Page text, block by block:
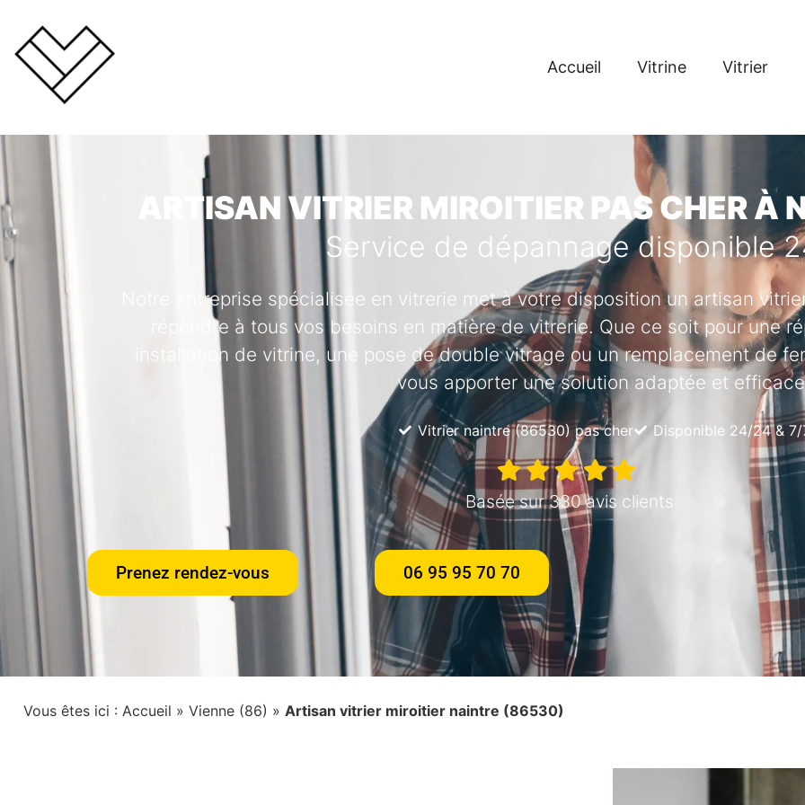
Accueil Vitrine Vitrier
ARTISAN VITRIER MIROITIER PAS CHER
Service de dépannage disponible
Notre entreprise spécialisée en vitrerie met à votre disposition un artisan
répondre à tous vos besoins en matière de vitrerie. Que ce soit pour une
installation de vitrine, une pose de double vitrage ou un remplacement de
vous apporter une solution adaptée et
Vitrier naintre (86530) pas cher Disponible 24/24 & 7/
Basée sur 330 avis clients
Prenez rendez-vous 06 95 95 70 70
Vous êtes ici : Accueil » Vienne (86) » Artisan vitrier miroitier naintre (86530)